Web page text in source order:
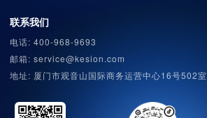
联系我们
电话: 400-968-9693
邮箱: service@kesion.com
地址: 厦门市观音山国际商务运营中心16号502室